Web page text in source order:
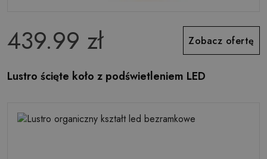
439.99 zł Zobacz ofertę
Lustro ścięte koło z podświetleniem LED